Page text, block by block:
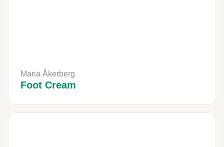
Maria Åkerberg
Foot Cream